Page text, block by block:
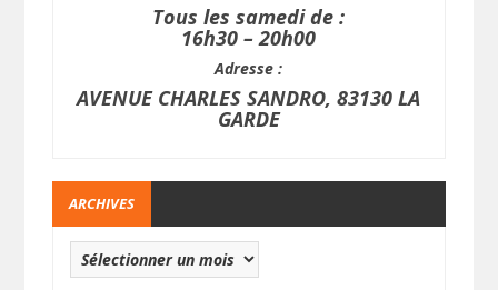
Tous les samedi de :
16h30 – 20h00
Adresse :
AVENUE CHARLES SANDRO, 83130 LA
GARDE
ARCHIVES